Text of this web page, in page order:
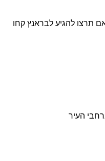
תרצו להגיע לבראנץ קחו